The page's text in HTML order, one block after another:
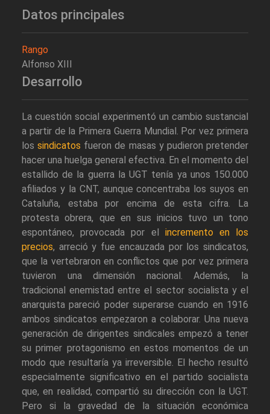
Datos principales
Rango
Alfonso XIII
Desarrollo
La cuestión social experimentó un cambio sustancial
a partir de la Primera Guerra Mundial. Por vez primera
lossindicatos fueron de masas y pudieron pretender
hacer una huelga general efectiva. En el momento del
estallido de la guerra la UGT tenía ya unos 150.000
afiliados y la CNT, aunque concentraba los suyos en
Cataluña, estaba por encima de esta cifra. La
protesta obrera, que en sus inicios tuvo un tono
espontáneo, provocada por el incremento en los
precios, arreció y fue encauzada por los sindicatos,
que la vertebraron en conflictos que por vez primera
tuvieron una dimensión nacional. Además, la
tradicional enemistad entre el sector socialista y el
anarquista pareció poder superarse cuando en 1916
ambos sindicatos empezaron a colaborar. Una nueva
generación de dirigentes sindicales empezó a tener
su primer protagonismo en estos momentos de un
modo que resultaría ya irreversible. El hecho resultó
especialmente significativo en el partido socialista
que, en realidad, compartió su dirección con la UGT.
Pero si la gravedad de la situación económica